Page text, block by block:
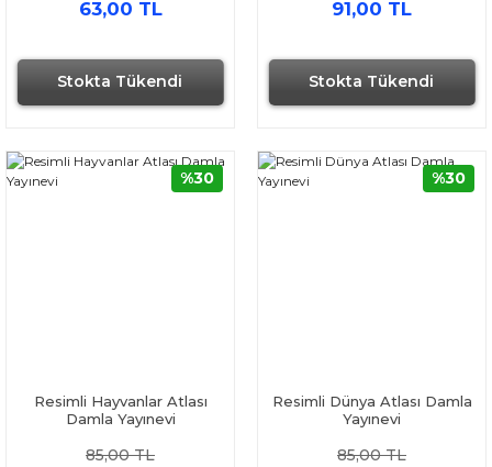
Stokta Tükendi
63,00 TL
Stokta Tükendi
91,00 TL
Resimli Hayvanlar Atlası
Damla Yayınevi
85,00 TL
%30
Resimli Dünya Atlası Damla
Yayınevi
85,00 TL
%30